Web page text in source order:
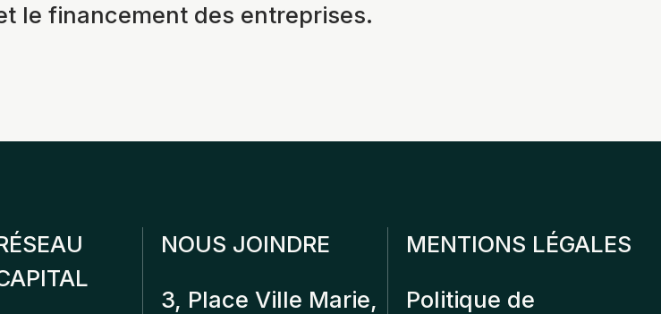
le financement des entreprises.
NOUS JOINDRE
3, Place Ville Marie,
MENTIONS LÉGALES
Politique de